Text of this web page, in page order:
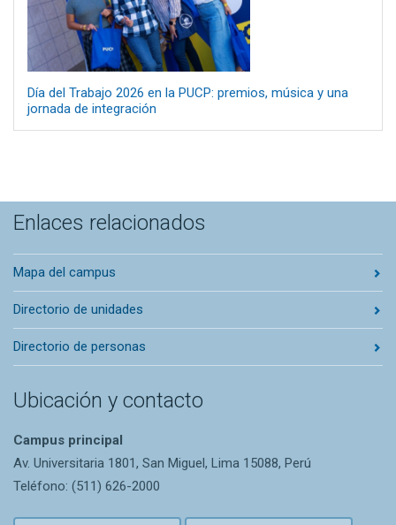
Día del Trabajo 2026 en la PUCP: premios, música y una
jornada de integración
Enlaces relacionados
Mapa del campus
Directorio de unidades
Directorio de personas
Ubicación y contacto
Campus principal
Av. Universitaria 1801, San Miguel, Lima 15088, Perú
Teléfono: (511) 626-2000